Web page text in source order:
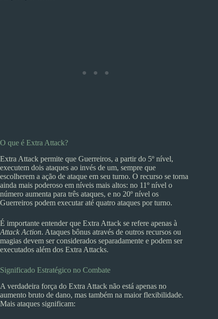
O que é Extra Attack?
Extra Attack permite que Guerreiros, a partir do 5º nível,
executem dois ataques ao invés de um, sempre que
escolherem a ação de ataque em seu turno. O recurso se torna
ainda mais poderoso em níveis mais altos: no 11º nível o
número aumenta para três ataques, e no 20º nível os
Guerreiros podem executar até quatro ataques por turno.
É importante entender que Extra Attack se refere apenas à
Attack Action. Ataques bônus através de outros recursos ou
magias devem ser considerados separadamente e podem ser
executados além dos Extra Attacks.
Significado Estratégico no Combate
A verdadeira força do Extra Attack não está apenas no
aumento bruto de dano, mas também na maior flexibilidade.
Mais ataques significam: